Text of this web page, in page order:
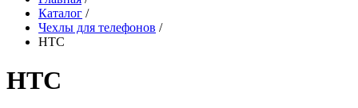
Каталог /
Чехлы для телефонов /
HTC
HTC